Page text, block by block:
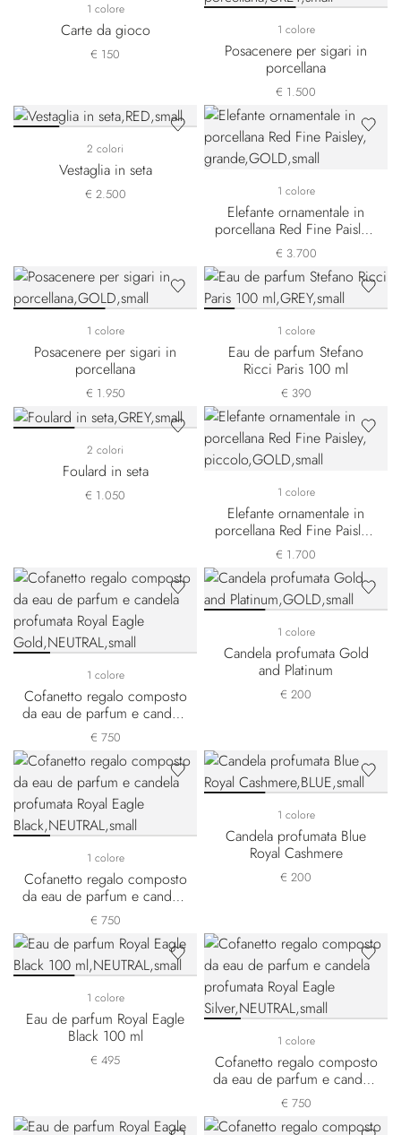
1 colore
Carte da gioco
€ 150
1 colore
Posacenere per sigari in
porcellana
€ 1.500
2 colori
Vestaglia in seta
€ 2.500 1 colore
Elefante ornamentale in
porcellana Red Fine Paisley,
grande
€ 3.700
1 colore
Posacenere per sigari in
porcellana
€ 1.950
1 colore
Eau de parfum Stefano
Ricci Paris 100 ml
€ 390
2 colori
Foulard in seta
€ 1.050 1 colore
Elefante ornamentale in
porcellana Red Fine Paisley,
piccolo
€ 1.700
1 colore
Cofanetto regalo composto
da eau de parfum e candela
profumata Royal Eagle Gold
€ 750
1 colore
Candela profumata Gold
and Platinum
€ 200
1 colore
Cofanetto regalo composto
da eau de parfum e candela
profumata Royal Eagle Black
€ 750
1 colore
Candela profumata Blue
Royal Cashmere
€ 200
1 colore
Eau de parfum Royal Eagle
Black 100 ml
€ 495
1 colore
Cofanetto regalo composto
da eau de parfum e candela
profumata Royal Eagle
Silver
€ 750